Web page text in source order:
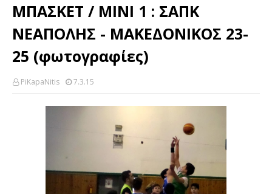
ΜΠΑΣΚΕΤ / ΜΙΝΙ 1 : ΣΑΠΚ
ΝΕΑΠΟΛΗΣ - ΜΑΚΕΔΟΝΙΚΟΣ 23-
25 (φωτογραφίες)
PiKapaNitis 7.3.15